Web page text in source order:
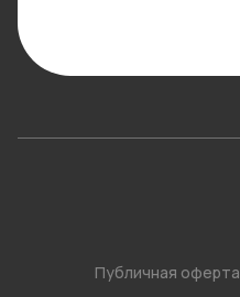
Публичная оферта